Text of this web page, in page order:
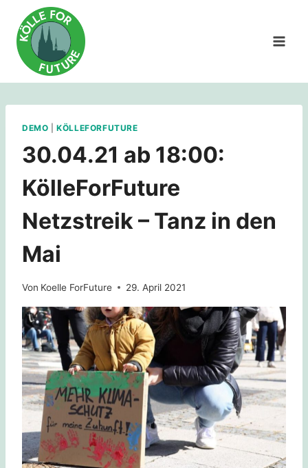
Inhalt
springen
DEMO |KÖLLEFORFUTURE
30.04.21 ab 18:00:
KölleForFuture
Netzstreik – Tanz in den
Mai
Von Koelle ForFuture 29. April 2021